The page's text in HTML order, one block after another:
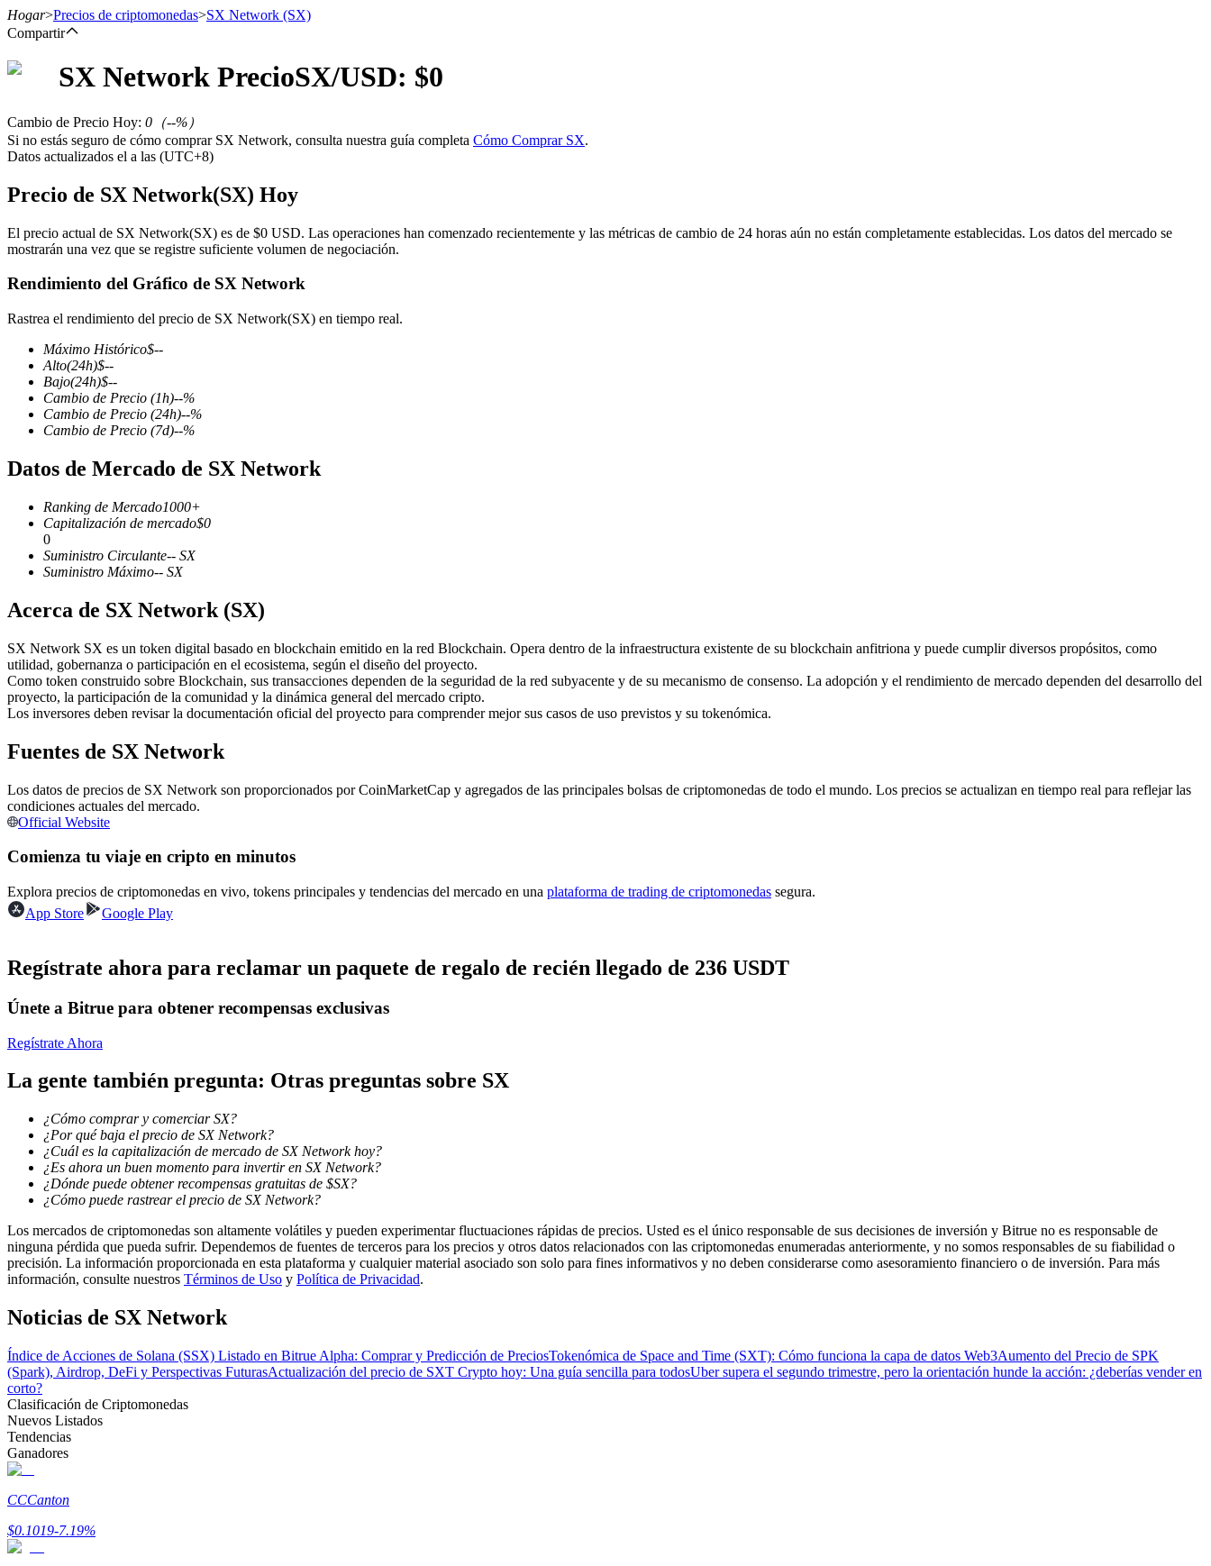
Futuros de criptomonedas
TradFi
Derivados de acciones, divisas, metales preciosos y materias primas
Futuros del USDC
Futuros que utilizan USDC como garantía
Copiar Trading
Únete a los mejores traders
Conviértete en un Trader de Copia
Disfruta del reparto de beneficios y comisiones de copy trading
Información
Hogar>Precios de criptomonedas>SX Network (SX)
Compartir
SX Network PrecioSX/USD: $0
Cambio de Precio Hoy: 0 （--%）
Si no estás seguro de cómo comprar SX Network, consulta nuestra guía completa Cómo Comprar SX.
Datos actualizados el a las (UTC+8)
Precio de SX Network(SX) Hoy
El precio actual de SX Network(SX) es de $0 USD. Las operaciones han comenzado recientemente y las métricas de cambio de 24 horas aún no están completamente establecidas. Los datos del mercado se
mostrarán una vez que se registre suficiente volumen de negociación.
Rendimiento del Gráfico de SX Network
Rastrea el rendimiento del precio de SX Network(SX) en tiempo real.
Máximo Histórico$--
Alto(24h)$--
Bajo(24h)$--
Cambio de Precio (1h)--%
Cambio de Precio (24h)--%
Cambio de Precio (7d)--%
Datos de Mercado de SX Network
Ranking de Mercado1000+
Capitalización de mercado$0
0
Suministro Circulante-- SX
Suministro Máximo-- SX
Acerca de SX Network (SX)
SX Network SX es un token digital basado en blockchain emitido en la red Blockchain. Opera dentro de la infraestructura existente de su blockchain anfitriona y puede cumplir diversos propósitos, como
utilidad, gobernanza o participación en el ecosistema, según el diseño del proyecto.
Como token construido sobre Blockchain, sus transacciones dependen de la seguridad de la red subyacente y de su mecanismo de consenso. La adopción y el rendimiento de mercado dependen del desarrollo del
proyecto, la participación de la comunidad y la dinámica general del mercado cripto.
Los inversores deben revisar la documentación oficial del proyecto para comprender mejor sus casos de uso previstos y su tokenómica.
Fuentes de SX Network
Los datos de precios de SX Network son proporcionados por CoinMarketCap y agregados de las principales bolsas de criptomonedas de todo el mundo. Los precios se actualizan en tiempo real para reflejar las
condiciones actuales del mercado.
Official Website
Comienza tu viaje en cripto en minutos
Explora precios de criptomonedas en vivo, tokens principales y tendencias del mercado en una plataforma de trading de criptomonedas segura.
App Store
Google Play
Regístrate ahora para reclamar un paquete de regalo de recién llegado de 236 USDT
Únete a Bitrue para obtener recompensas exclusivas
Regístrate Ahora
La gente también pregunta: Otras preguntas sobre SX
¿Cómo comprar y comerciar SX?
¿Por qué baja el precio de SX Network?
¿Cuál es la capitalización de mercado de SX Network hoy?
¿Es ahora un buen momento para invertir en SX Network?
¿Dónde puede obtener recompensas gratuitas de $SX?
¿Cómo puede rastrear el precio de SX Network?
Los mercados de criptomonedas son altamente volátiles y pueden experimentar fluctuaciones rápidas de precios. Usted es el único responsable de sus decisiones de inversión y Bitrue no es responsable de
ninguna pérdida que pueda sufrir. Dependemos de fuentes de terceros para los precios y otros datos relacionados con las criptomonedas enumeradas anteriormente, y no somos responsables de su fiabilidad o
precisión. La información proporcionada en esta plataforma y cualquier material asociado son solo para fines informativos y no deben considerarse como asesoramiento financiero o de inversión. Para más
información, consulte nuestros Términos de Uso y Política de Privacidad.
Noticias de SX Network
Índice de Acciones de Solana (SSX) Listado en Bitrue Alpha: Comprar y Predicción de PreciosTokenómica de Space and Time (SXT): Cómo funciona la capa de datos Web3Aumento del Precio de SPK
(Spark), Airdrop, DeFi y Perspectivas FuturasActualización del precio de SXT Crypto hoy: Una guía sencilla para todosUber supera el segundo trimestre, pero la orientación hunde la acción: ¿deberías vender en
corto?
Clasificación de Criptomonedas
Nuevos Listados
Tendencias
Ganadores
CCCanton
$0.1019-7.19%